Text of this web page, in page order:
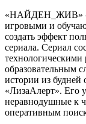
«НАЙДЕН_ЖИВ» —
игровыми и
создать эффект
сериала. Сериал
образовательным
истории из будней
«ЛизаАлерт». Его
неравнодушные к
оперативным